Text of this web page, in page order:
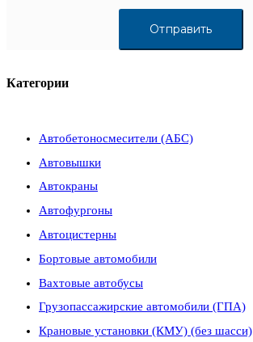
Категории
Автобетоносмесители (АБС)
Автовышки
Автокраны
Автофургоны
Автоцистерны
Бортовые автомобили
Вахтовые автобусы
Грузопассажирские автомобили (ГПА)
Крановые установки (КМУ) (без шасси)